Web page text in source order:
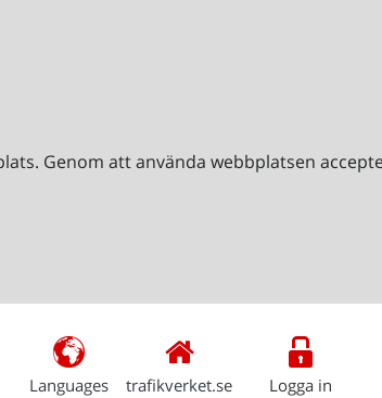
Genom att använda webbplatsen
Languages trafikverket.se Logga in